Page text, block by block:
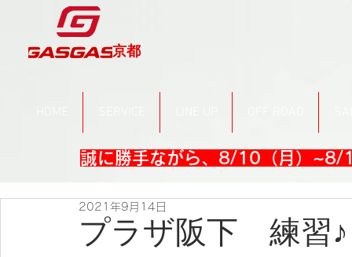
京都
誠に勝手ながら、8/10（月）~8/
プラザ阪下 練習♪
2021年9月14日